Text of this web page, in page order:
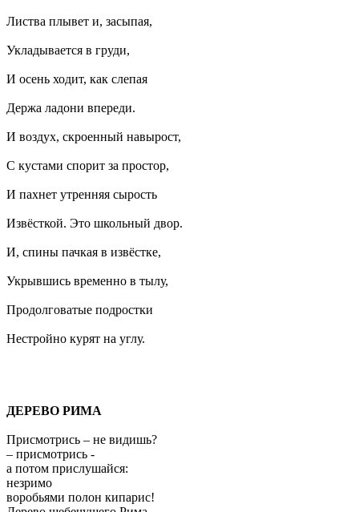
Листва плывет и, засыпая,
Укладывается в груди,
И осень ходит, как слепая
Держа ладони впереди.
И воздух, скроенный навырост,
С кустами спорит за простор,
И пахнет утренняя сырость
Извёсткой. Это школьный двор.
И, спины пачкая в извёстке,
Укрывшись временно в тылу,
Продолговатые подростки
Нестройно курят на углу.
ДЕРЕВО РИМА
Присмотрись – не видишь?
– присмотрись -
а потом прислушайся:
незримо
воробьями полон кипарис!